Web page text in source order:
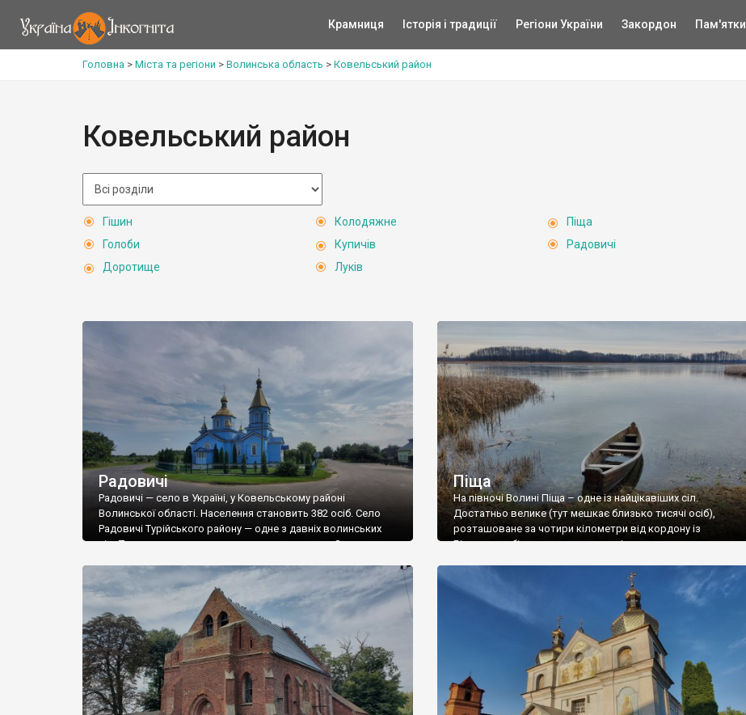
Крамниця Історія і традиції Регіони України Закордон Пам'ятки
Головна > Міста та регіони > Волинська область > Ковельський район
Ковельський район
Гішин
Голоби
Доротище
Колодяжне
Купичів
Луків
Піща
Радовичі
Радовичі
Радовичі — село в Україні, у Ковельському районі
Волинської області. Населення становить 382 осіб. Село
Радовичі Турійського району — одне з давніх волинських
сіл. Перша писемна згадка про село датується 8 червня
Федором Андрійовичем Сангушком про розмежування її
помістя Радович від помістя кн. Федора — Турійська, Бобол
[…]
Піща
На півночі Волині Піща – одне із найцікавіших сіл.
Достатньо велике (тут мешкає близько тисячі осіб),
розташоване за чотири кілометри від кордону із
Білоруссю, біля мальовничих поліських озер, це село має
(на жаль у стані напівруїни) із садибним будинком,
родинною католицькою каплицею та млином, дерев’яну
церкву 1801 року побудови […]